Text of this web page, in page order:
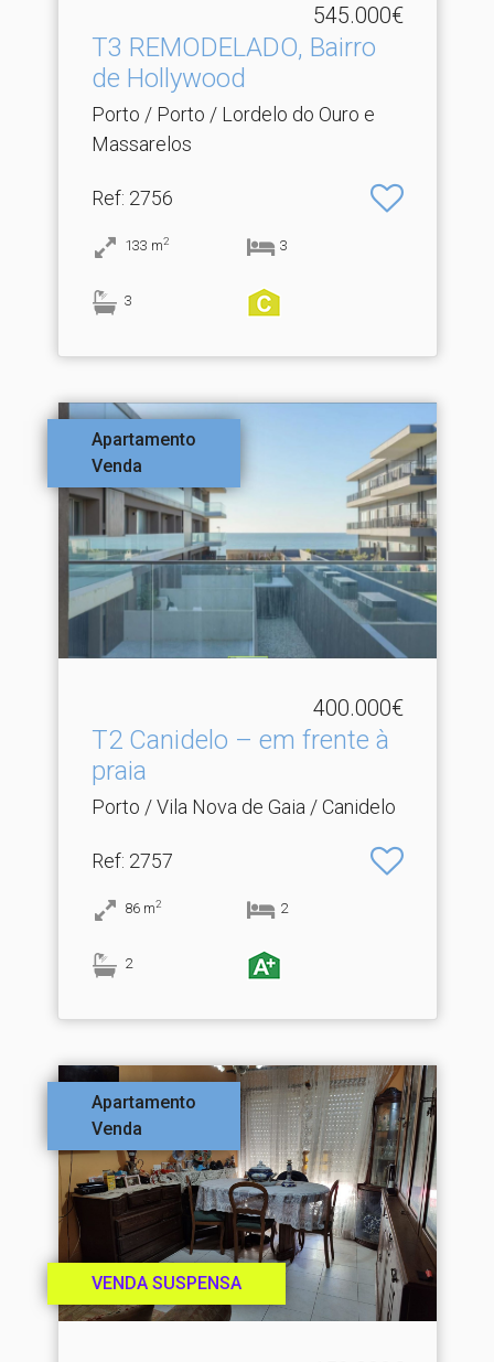
545.000€
T3 REMODELADO, Bairro
de Hollywood
Porto / Porto / Lordelo do Ouro e
Massarelos
Ref: 2756
133 m2 3
3
Apartamento
Venda
400.000€
T2 Canidelo – em frente à
praia
Porto / Vila Nova de Gaia / Canidelo
Ref: 2757
86 m2 2
2
Apartamento
Venda
VENDA SUSPENSA